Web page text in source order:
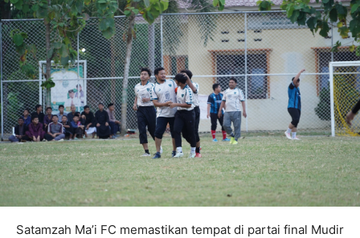
Satamzah Ma’i FC memastikan tempat di partai final Mudir